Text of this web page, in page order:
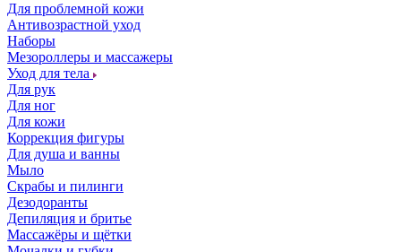
Для проблемной кожи
Антивозрастной уход
Наборы
Мезороллеры и массажеры
Уход для тела
Для рук
Для ног
Для кожи
Коррекция фигуры
Для душа и ванны
Мыло
Скрабы и пилинги
Дезодоранты
Депиляция и бритье
Массажёры и щётки